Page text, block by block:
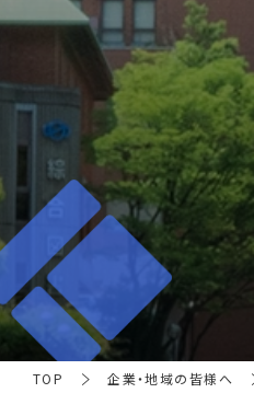
TOP
企業・地域の皆様へ